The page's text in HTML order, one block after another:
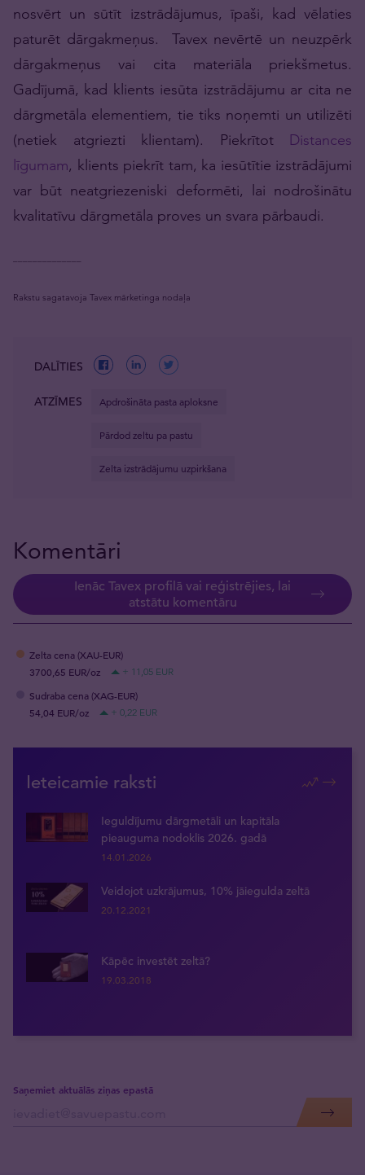
nosvērt un sūtīt izstrādājumus, īpaši, kad vēlaties
paturēt dārgakmeņus. Tavex nevērtē un neuzpērk
dārgakmeņus vai cita materiāla priekšmetus.
Gadījumā, kad klients iesūta izstrādājumu ar cita ne
dārgmetāla elementiem, tie tiks noņemti un utilizēti
(netiek atgriezti klientam). Piekrītot Distances
līgumam, klients piekrīt tam, ka iesūtītie izstrādājumi
var būt neatgriezeniski deformēti, lai nodrošinātu
kvalitatīvu dārgmetāla proves un svara pārbaudi.
Rakstu sagatavoja Tavex mārketinga nodaļa
DALĪTIES
ATZĪMES Apdrošināta pasta aploksne
Pārdod zeltu pa pastu
Zelta izstrādājumu uzpirkšana
Komentāri
Ienāc Tavex profilā vai reģistrējies, lai
atstātu komentāru
Zelta cena (XAU-EUR)
3700,65 EUR/oz
+ 11,05 EUR
Sudraba cena (XAG-EUR)
54,04 EUR/oz
+ 0,22 EUR
Ieteicamie raksti
Ieguldījumu dārgmetāli un kapitāla
pieauguma nodoklis 2026. gadā
14.01.2026
Veidojot uzkrājumus, 10% jāiegulda zeltā
20.12.2021
Kāpēc investēt zeltā?
19.03.2018
Saņemiet aktuālās ziņas epastā